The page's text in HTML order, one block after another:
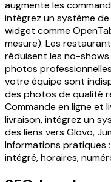
augmente les
intégrez un système
widget comme
mesure). Les
réduisent les no-
photos
votre équipe sont
des photos de qualité
Commande en ligne et
livraison, intégrez un
des liens vers Glovo,
Informations pratiques
intégré, horaires,